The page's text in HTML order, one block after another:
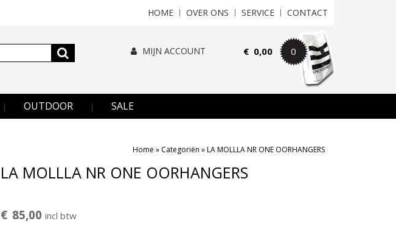
HOME OVER ONS SERVICE CONTACT
MIJN ACCOUNT € 0,00 0
OUTDOOR SALE
Home » Categoriën »LA MOLLLA NR ONE OORHANGERS
LA MOLLLA NR ONE OORHANGERS
€ 85,00 incl btw